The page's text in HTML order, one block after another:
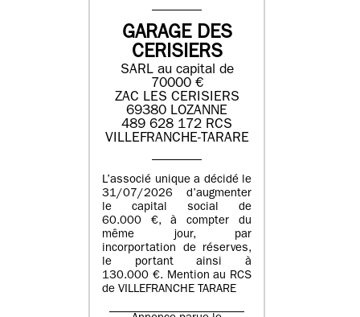
GARAGE DES
CERISIERS
SARL au capital de
70000 €
ZAC LES CERISIERS
69380 LOZANNE
489 628 172 RCS
VILLEFRANCHE-TARARE
L’associé unique a décidé le
31/07/2026 d’augmenter
le capital social de
60.000 €, à compter du
même jour, par
incorportation de réserves,
le portant ainsi à
130.000 €. Mention au RCS
de VILLEFRANCHE TARARE